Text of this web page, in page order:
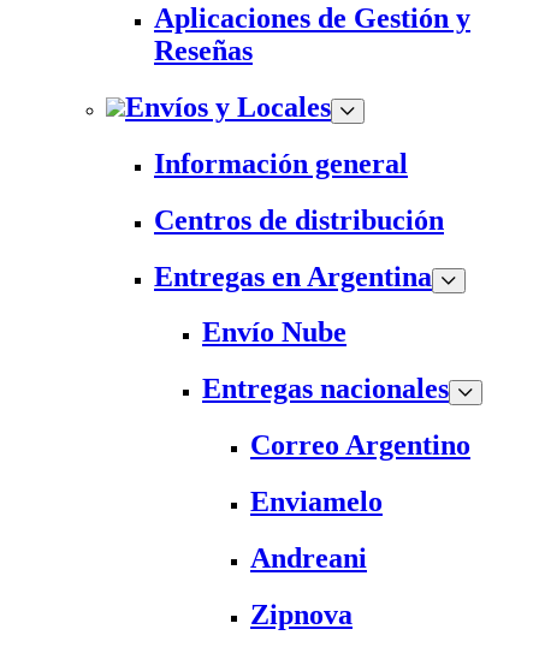
Aplicaciones de Gestión y
Reseñas
Envíos y Locales
Información general
Centros de distribución
Entregas en Argentina
Envío Nube
Entregas nacionales
Correo Argentino
Enviamelo
Andreani
Zipnova